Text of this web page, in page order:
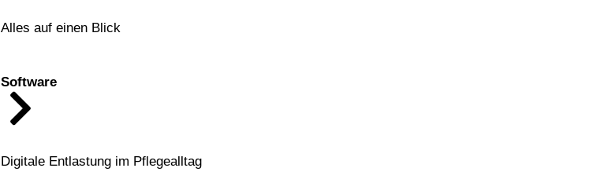
Alles auf einen Blick
Software
Digitale Entlastung im Pflegealltag